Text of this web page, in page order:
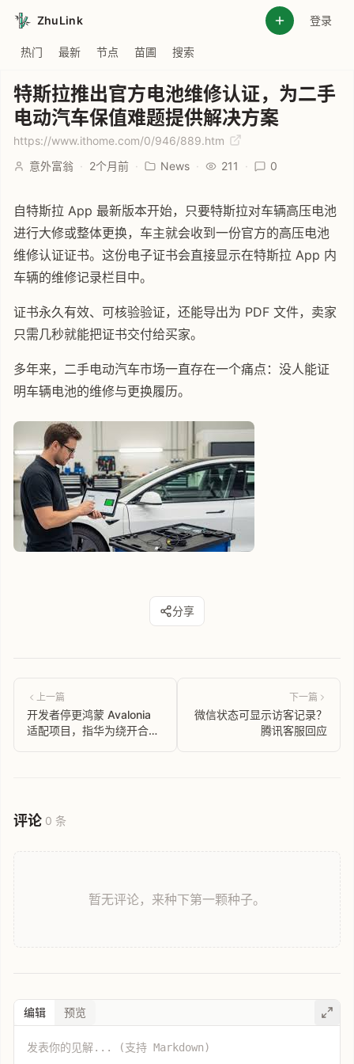
ZhuLink 登录
热门 最新 节点 苗圃 搜索
特斯拉推出官方电池维修认证，为二手
电动汽车保值难题提供解决方案
https://www.ithome.com/0/946/889.htm
意外富翁 · 2个月前 · News · 211 · 0
自特斯拉 App 最新版本开始，只要特斯拉对车辆高压电池
进行大修或整体更换，车主就会收到一份官方的高压电池
维修认证证书。这份电子证书会直接显示在特斯拉 App 内
车辆的维修记录栏目中。
证书永久有效、可核验验证，还能导出为 PDF 文件，卖家
只需几秒就能把证书交付给买家。
多年来，二手电动汽车市场一直存在一个痛点：没人能证
明车辆电池的维修与更换履历。
分享
上一篇
开发者停更鸿蒙 Avalonia
适配项目，指华为绕开合作
下一篇
微信状态可显示访客记录？
腾讯客服回应
评论 0 条
暂无评论，来种下第一颗种子。
编辑 预览